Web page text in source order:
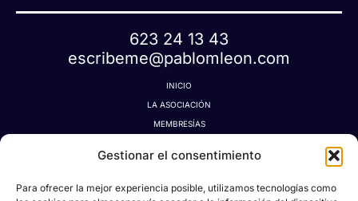
Gestionar el consentimiento
Para ofrecer la mejor experiencia posible, utilizamos tecnologías como
623 24 13 43
escribeme@pablomleon.com
INICIO
LA ASOCIACIÓN
MEMBRESÍAS
LATIDOGRAFÍA